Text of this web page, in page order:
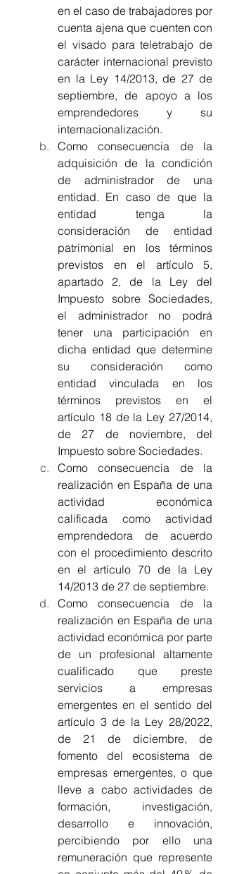
en el caso de trabajadores por
cuenta ajena que cuenten con
el visado para teletrabajo de
carácter internacional previsto
en la Ley 14/2013, de 27 de
septiembre, de apoyo a los
emprendedores y su
internacionalización.
Como consecuencia de la
adquisición de la condición
de administrador de una
entidad. En caso de que la
entidad tenga la
consideración de entidad
patrimonial en los términos
previstos en el artículo 5,
apartado 2, de la Ley del
Impuesto sobre Sociedades,
el administrador no podrá
tener una participación en
dicha entidad que determine
su consideración como
entidad vinculada en los
términos previstos en el
artículo 18 de la Ley 27/2014,
de 27 de noviembre, del
Impuesto sobre Sociedades.
Como consecuencia de la
realización en España de una
actividad económica
calificada como actividad
emprendedora de acuerdo
con el procedimiento descrito
en el artículo 70 de la Ley
14/2013 de 27 de septiembre.
Como consecuencia de la
realización en España de una
actividad económica por parte
de un profesional altamente
cualificado que preste
servicios a empresas
emergentes en el sentido del
artículo 3 de la Ley 28/2022,
de 21 de diciembre, de
fomento del ecosistema de
empresas emergentes, o que
lleve a cabo actividades de
formación, investigación,
desarrollo e innovación,
percibiendo por ello una
remuneración que represente